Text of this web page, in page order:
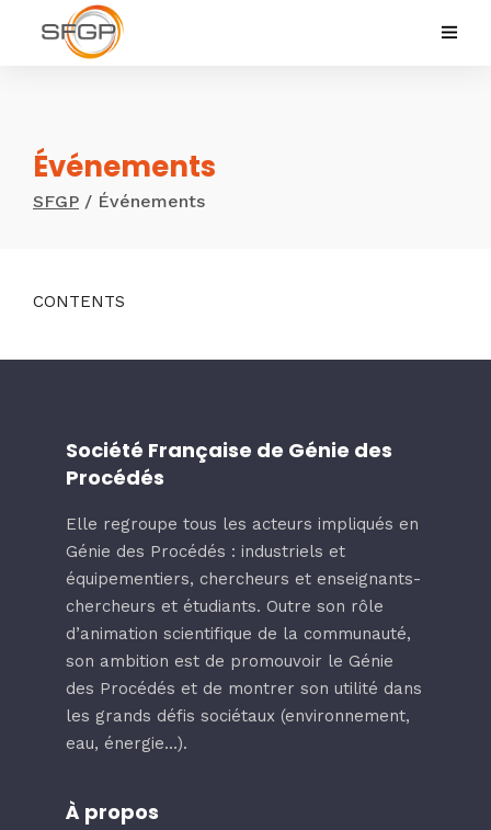
Événements
SFGP / Événements
CONTENTS
Société Française de Génie des
Procédés
Elle regroupe tous les acteurs impliqués en
Génie des Procédés : industriels et
équipementiers, chercheurs et enseignants-
chercheurs et étudiants. Outre son rôle
d’animation scientifique de la communauté,
son ambition est de promouvoir le Génie
des Procédés et de montrer son utilité dans
les grands défis sociétaux (environnement,
eau, énergie…).
À propos